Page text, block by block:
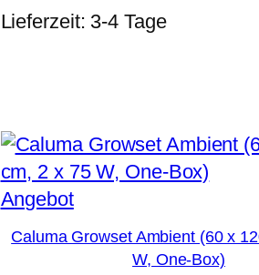
Lieferzeit: 3-4 Tage
AngebotProdukt
Angebot
Caluma Growset Ambient (60 x
W, One-Box)